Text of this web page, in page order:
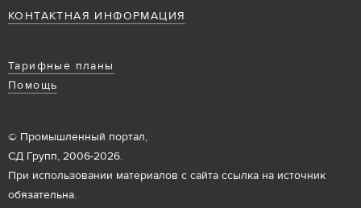
КОНТАКТНАЯ ИНФОРМАЦИЯ
Тарифные планы
Помощь
© Промышленный портал,
СД Групп, 2006-2026.
При использовании материалов с сайта ссылка на источник
обязательна.